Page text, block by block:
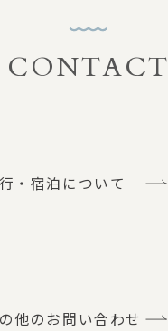
せ
CONTACT
問い合わせ
・宿泊について
他のお問い合わせ